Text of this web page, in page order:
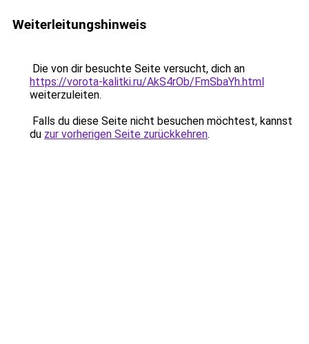
Weiterleitungshinweis
Die von dir besuchte Seite versucht, dich an
https://vorota-kalitki.ru/AkS4rOb/FmSbaYh.html
weiterzuleiten.
Falls du diese Seite nicht besuchen möchtest, kannst
du zur vorherigen Seite zurückkehren.